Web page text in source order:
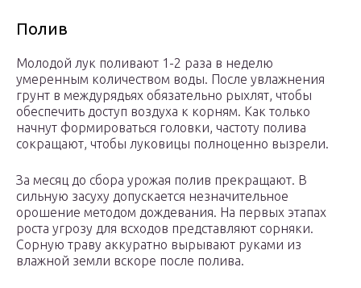
Полив
Молодой лук поливают 1-2 раза в неделю
умеренным количеством воды. После увлажнения
грунт в междурядьях обязательно рыхлят, чтобы
обеспечить доступ воздуха к корням. Как только
начнут формироваться головки, частоту полива
сокращают, чтобы луковицы полноценно вызрели.
За месяц до сбора урожая полив прекращают. В
сильную засуху допускается незначительное
орошение методом дождевания. На первых этапах
роста угрозу для всходов представляют сорняки.
Сорную траву аккуратно вырывают руками из
влажной земли вскоре после полива.